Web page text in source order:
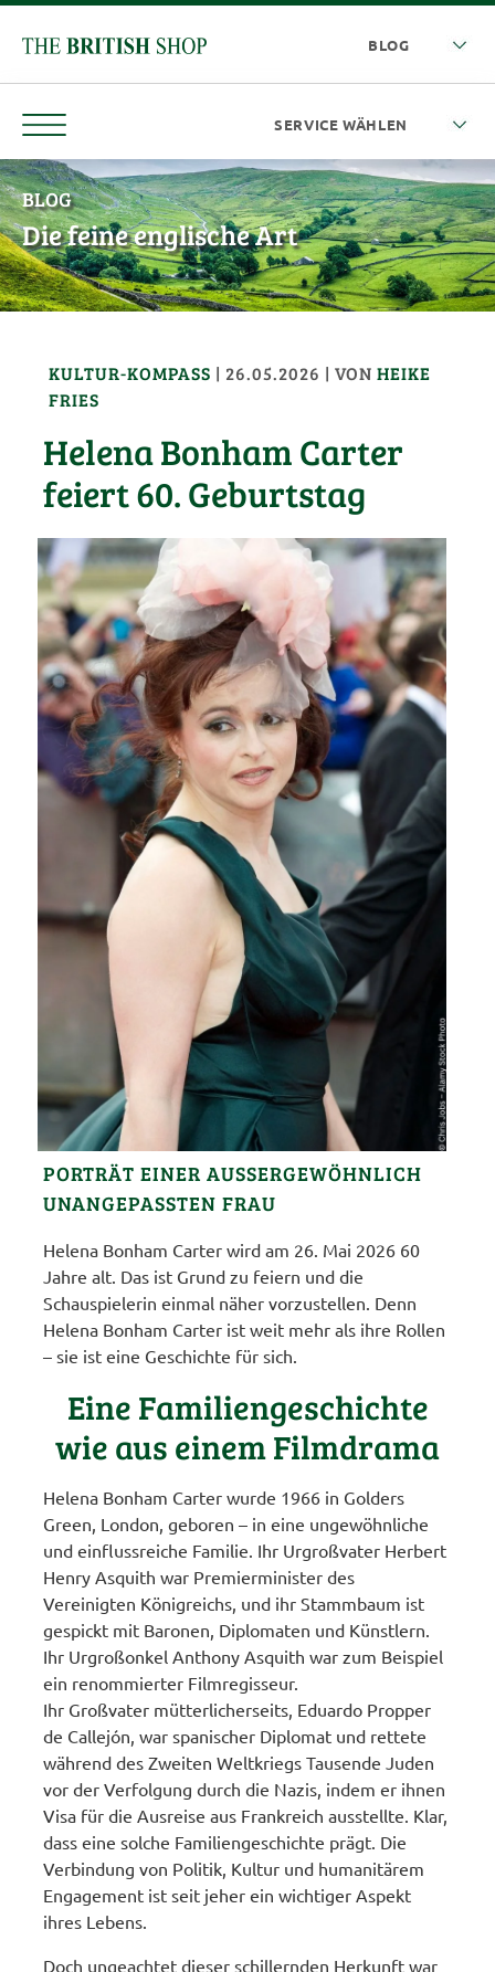
BLOG
Die feine englische Art
KULTUR-KOMPASS | 26.05.2026 | VONHEIKE
FRIES
Helena Bonham Carter
feiert 60. Geburtstag
PORTRÄT EINER AUSSERGEWÖHNLICH U
NANGEPASSTEN FRAU
Helena Bonham Carter wird am 26. Mai 2026 60
Jahre alt. Das ist Grund zu feiern und die
Schauspielerin einmal näher vorzustellen. Denn
Helena Bonham Carter ist weit mehr als ihre Rollen
– sie ist eine Geschichte für sich.
Eine Familiengeschichte
wie aus einem Filmdrama
Helena Bonham Carter wurde 1966 in Golders
Green, London, geboren – in eine ungewöhnliche
und einflussreiche Familie. Ihr Urgroßvater Herbert
Henry Asquith war Premierminister des
Vereinigten Königreichs, und ihr Stammbaum ist
gespickt mit Baronen, Diplomaten und Künstlern.
Ihr Urgroßonkel Anthony Asquith war zum Beispiel
ein renommierter Filmregisseur.
Ihr Großvater mütterlicherseits, Eduardo Propper
de Callejón, war spanischer Diplomat und rettete
während des Zweiten Weltkriegs Tausende Juden
vor der Verfolgung durch die Nazis, indem er ihnen
Visa für die Ausreise aus Frankreich ausstellte. Klar,
dass eine solche Familiengeschichte prägt. Die
Verbindung von Politik, Kultur und humanitärem
Engagement ist seit jeher ein wichtiger Aspekt
ihres Lebens.
Doch ungeachtet dieser schillernden Herkunft war